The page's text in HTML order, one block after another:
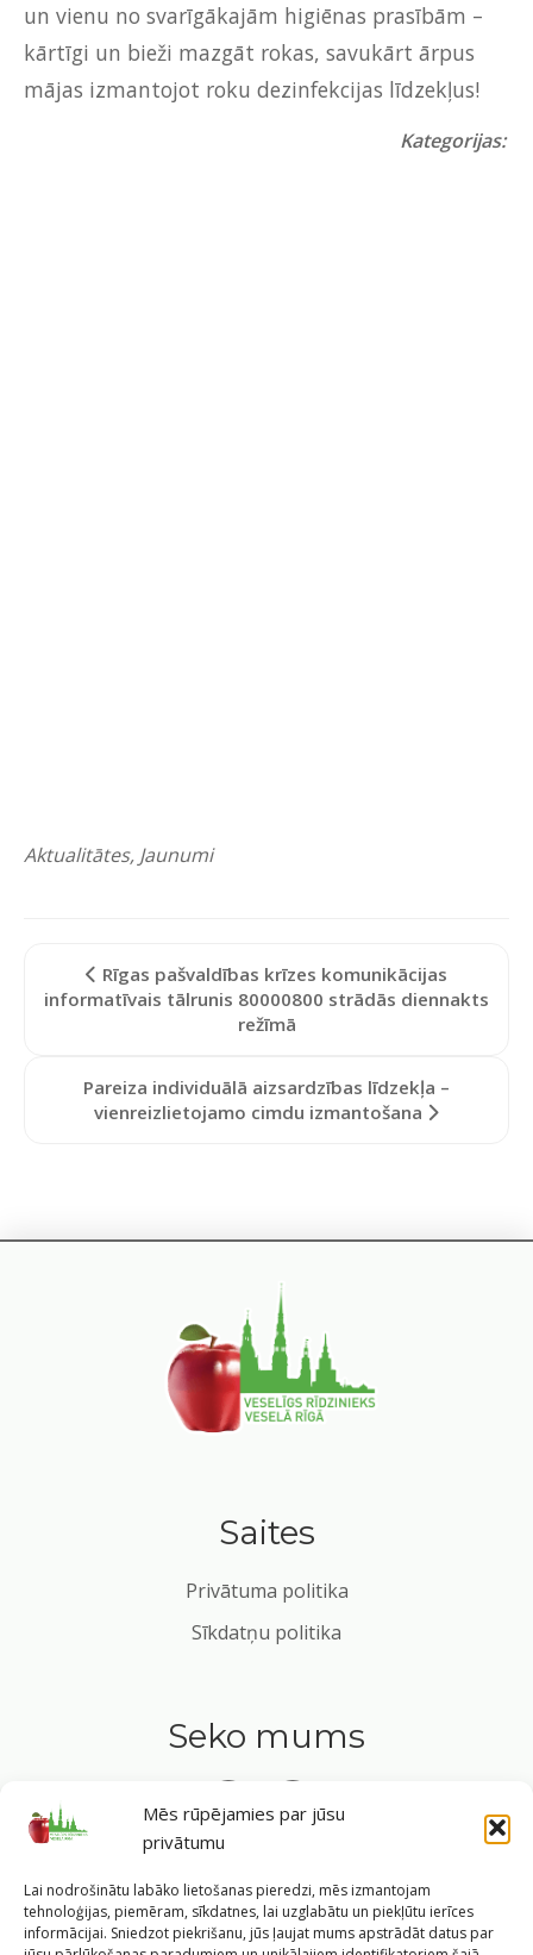
Mēs rūpējamies par jūsu
privātumu
Lai nodrošinātu labāko lietošanas pieredzi, mēs izmantojam
tehnoloģijas, piemēram, sīkdatnes, lai uzglabātu un piekļūtu ierīces
informācijai. Sniedzot piekrišanu, jūs ļaujat mums apstrādāt datus par
un vienu no svarīgākajām higiēnas prasībām –
kārtīgi un bieži mazgāt rokas, savukārt ārpus
mājas izmantojot roku dezinfekcijas līdzekļus!
Kategorijas:
Aktualitātes, Jaunumi
Rīgas pašvaldības krīzes komunikācijas
informatīvais tālrunis 80000800 strādās diennakts
režīmā
Pareiza individuālā aizsardzības līdzekļa –
vienreizlietojamo cimdu izmantošana
Saites
Privātuma politika
Sīkdatņu politika
Seko mums